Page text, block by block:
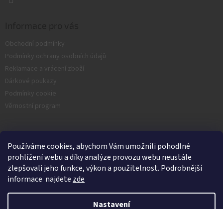
Používáme cookies, abychom Vám umožnili pohodlné
prohlížení webu a díky analýze provozu webu neustále
zlepšovali jeho funkce, výkon a použitelnost. Podrobnější
informace najdete zde
Nastavení
Obchodní podmínky
Podmínky ochrany osobních údajů
Reklamace a vrácení zboží
Dárkové poukazy
Podmínky cookie
Věrnostní program
Facebook